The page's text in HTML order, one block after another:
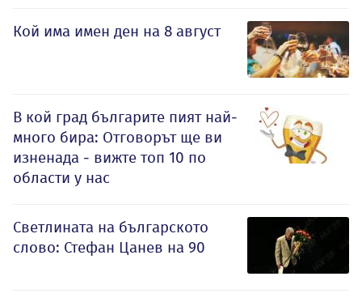
Кой има имен ден на 8 август
В кой град българите пият най-
много бира: Отговорът ще ви
изненада - вижте топ 10 по
области у нас
Светлината на българското
слово: Стефан Цанев на 90